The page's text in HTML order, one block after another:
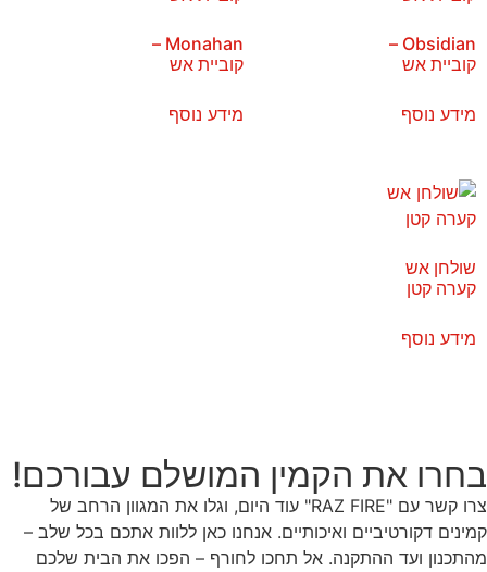
Obsidian –
קוביית אש
מידע נוסף
Monahan –
קוביית אש
מידע נוסף
שולחן אש
קערה קטן
מידע נוסף
בחרו את הקמין המושלם עבורכם!
צרו קשר עם "RAZ FIRE" עוד היום, וגלו את המגוון הרחב של
קמינים דקורטיביים ואיכותיים. אנחנו כאן ללוות אתכם בכל שלב –
מהתכנון ועד ההתקנה. אל תחכו לחורף – הפכו את הבית שלכם